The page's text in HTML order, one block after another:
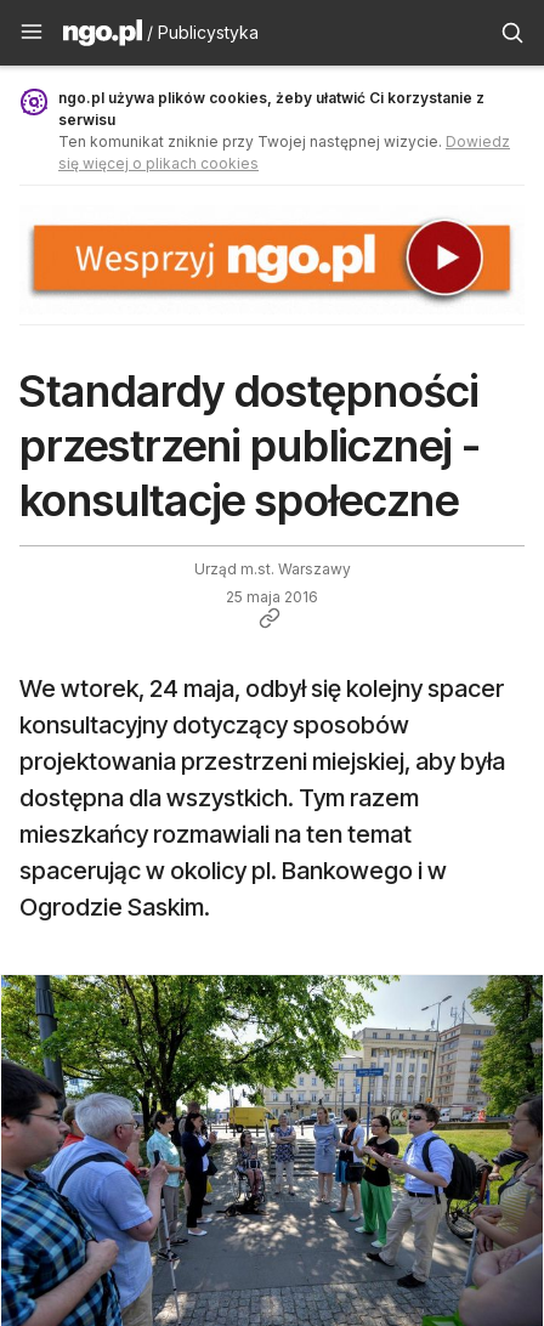
Publicystyka - ngo.pl
/ Publicystyka
ngo.pl używa plików cookies, żeby ułatwić Ci korzystanie z
serwisu
Ten komunikat zniknie przy Twojej następnej wizycie. Dowiedz
się więcej o plikach cookies
Standardy dostępności
przestrzeni publicznej -
konsultacje społeczne
Urząd m.st. Warszawy
25 maja 2016
We wtorek, 24 maja, odbył się kolejny spacer
konsultacyjny dotyczący sposobów
projektowania przestrzeni miejskiej, aby była
dostępna dla wszystkich. Tym razem
mieszkańcy rozmawiali na ten temat
spacerując w okolicy pl. Bankowego i w
Ogrodzie Saskim.